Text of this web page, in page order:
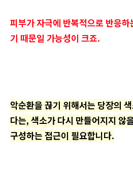
피부가 자극에 반복적으로 반응
기 때문일 가능성이 크죠.
악순환을 끊기 위해서는 당장의
다는, 색소가 다시 만들어지지 않
구성하는 접근이 필요합니다.